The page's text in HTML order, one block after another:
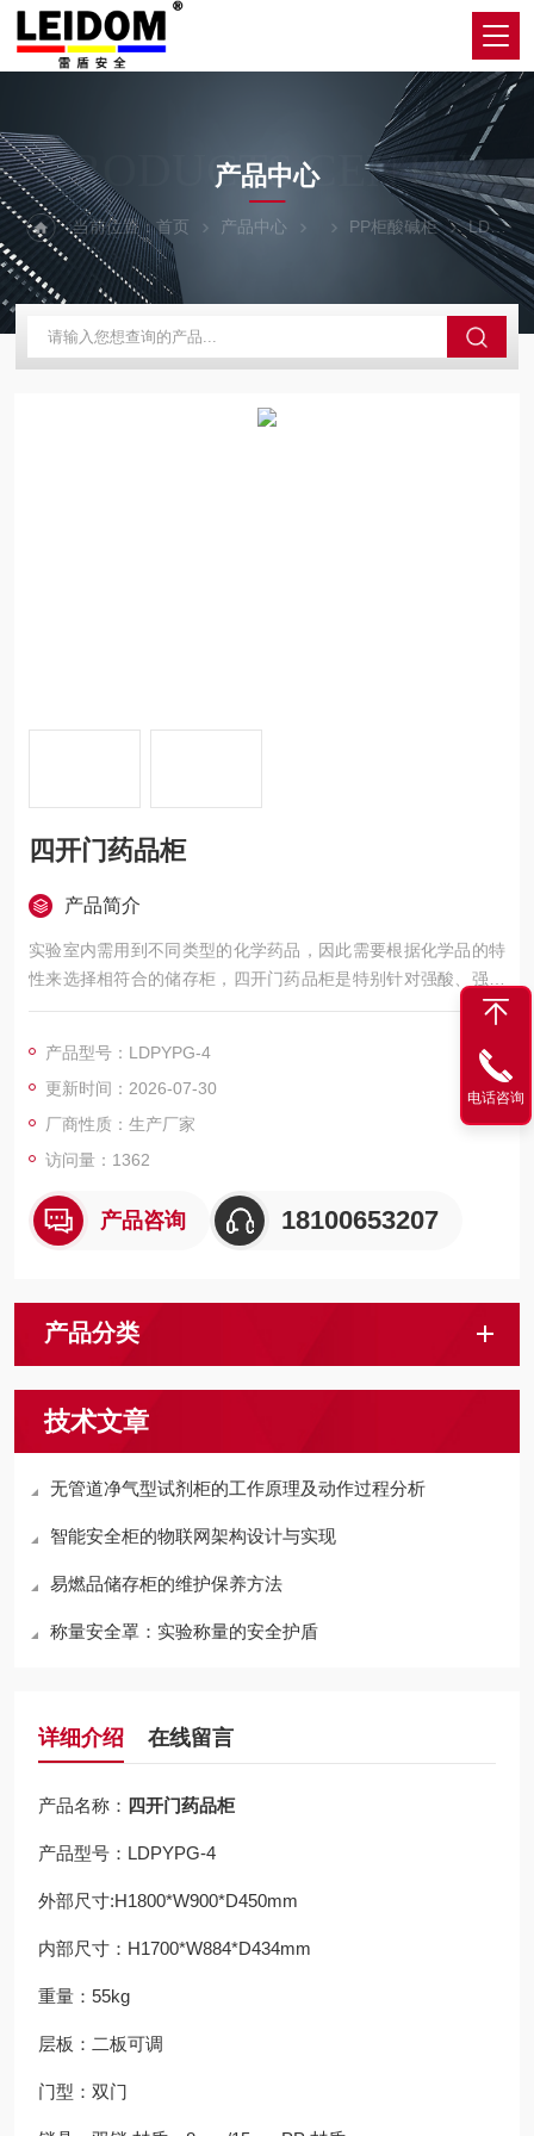
PRODUCTS CENTER
产品中心
当前位置：首页 产品中心 PP柜酸碱柜 LDPYPG-4四开门药品柜
四开门药品柜
产品简介
实验室内需用到不同类型的化学药品，因此需要根据化学品的特
性来选择相符合的储存柜，四开门药品柜是特别针对强酸、强腐
蚀的化学品的储存和防渗漏要求而设计的产品，可适用于各类实
室、生物实验室电子实验室等化学实验室。
产品型号：LDPYPG-4
更新时间：2026-07-30
厂商性质：生产厂家
访问量：1362
产品咨询 18100653207
产品分类
技术文章
无管道净气型试剂柜的工作原理及动作过程分析
智能安全柜的物联网架构设计与实现
易燃品储存柜的维护保养方法
称量安全罩：实验称量的安全护盾
详细介绍 在线留言
产品名称： 四开门药品柜
产品型号：LDPYPG-4
外部尺寸:H1800*W900*D450mm
内部尺寸：H1700*W884*D434mm
重量：55kg
层板：二板可调
门型：双门
电话咨询